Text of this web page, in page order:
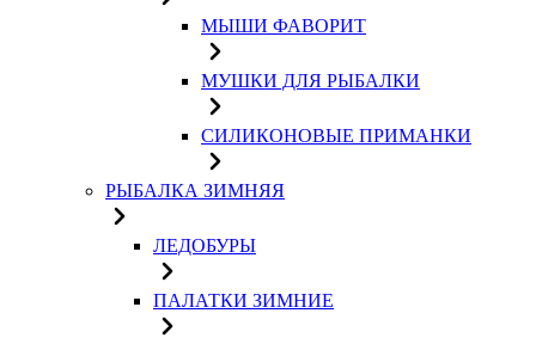
МЫШИ ФАВОРИТ
МУШКИ ДЛЯ РЫБАЛКИ
СИЛИКОНОВЫЕ ПРИМАНКИ
РЫБАЛКА ЗИМНЯЯ
ЛЕДОБУРЫ
ПАЛАТКИ ЗИМНИЕ